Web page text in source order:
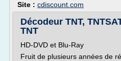
Site : cdiscount.com
Décodeur TNT,
TNT
HD-DVD et Blu-Ray
Fruit de plusieurs années de